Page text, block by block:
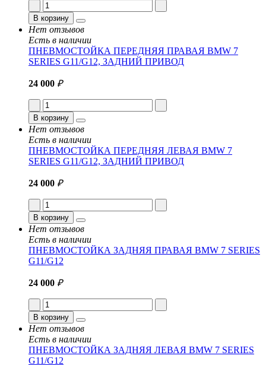
В корзину
Нет отзывов
Есть в наличии
ПНЕВМОСТОЙКА ПЕРЕДНЯЯ ПРАВАЯ BMW 7
SERIES G11/G12, ЗАДНИЙ ПРИВОД
24 000 ₽
В корзину
Нет отзывов
Есть в наличии
ПНЕВМОСТОЙКА ПЕРЕДНЯЯ ЛЕВАЯ BMW 7
SERIES G11/G12, ЗАДНИЙ ПРИВОД
24 000 ₽
В корзину
Нет отзывов
Есть в наличии
ПНЕВМОСТОЙКА ЗАДНЯЯ ПРАВАЯ BMW 7 SERIES
G11/G12
24 000 ₽
В корзину
Нет отзывов
Есть в наличии
ПНЕВМОСТОЙКА ЗАДНЯЯ ЛЕВАЯ BMW 7 SERIES
G11/G12